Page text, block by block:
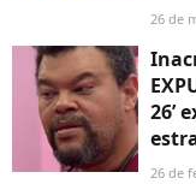
26 de
26’
26 de